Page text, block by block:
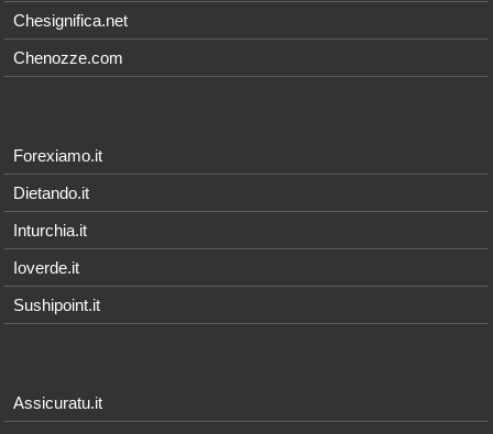
Chesignifica.net
Chenozze.com
Forexiamo.it
Dietando.it
Inturchia.it
Ioverde.it
Sushipoint.it
Assicuratu.it